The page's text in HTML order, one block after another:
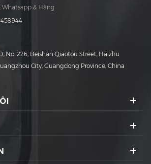
Whatsapp & Hàng
No. 226, Beishan Qiaotou Street, Haizhu
City, Guangdong Province, China